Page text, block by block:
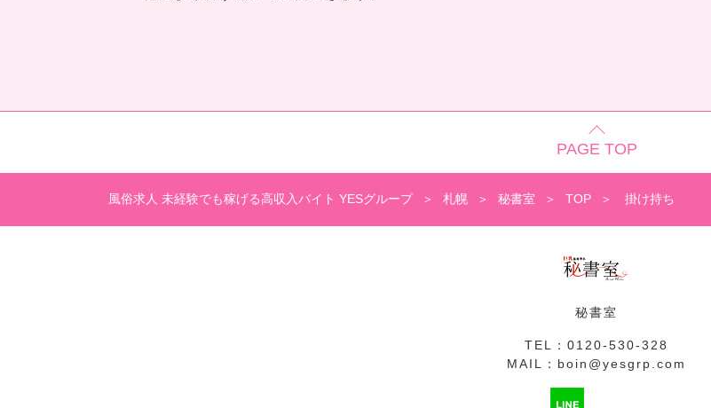
PAGE TOP
風俗求人 未経験でも稼げる高収入バイト YESグループ 札幌 秘書室 TOP 掛け持ち
秘書室
TEL： 0120-530-328
MAIL： boin@yesgrp.com